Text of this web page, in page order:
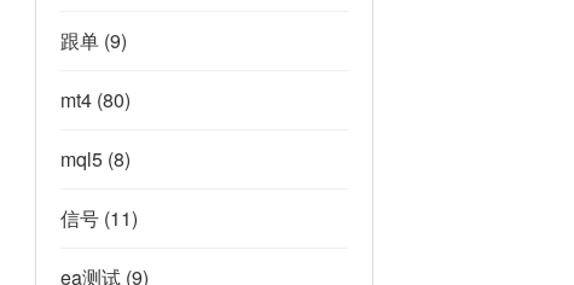
跟单(9)
mt4(80)
mql5(8)
信号(11)
ea测试(9)